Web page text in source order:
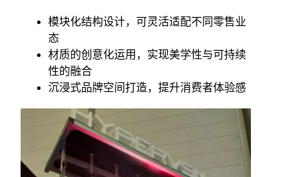
模块化结构设计，可灵活适配不同零售业
态
材质的创意化运用，实现美学性与可持续
性的融合
沉浸式品牌空间打造，提升消费者体验感